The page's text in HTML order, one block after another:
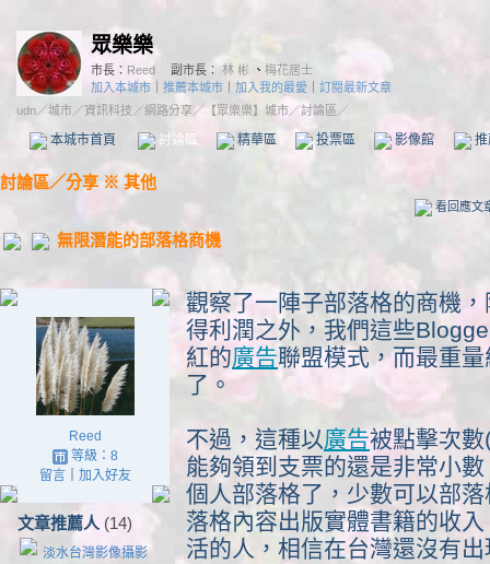
眾樂樂
市長： Reed 副市長： 林 彬 、 梅花居士
加入本城市
推薦本城市 加入我的最愛
訂閱最新文章
udn／城市／資訊科技 ／網路分享 ／ 【眾樂樂】城市／討論區／
本城市首頁 討論區 精華區 投票區 影像館
討論區／分享 ※ 其他
看回應文
無限潛能的部落格商機
Reed
等級：8
留言｜ 加入好友
文章推薦人 (14)
淡水台灣影像攝影
觀察了一陣子部落格的商機
得利潤之外，我們這些
紅的廣告聯盟模式，而最重
了。
不過，這種以廣告被點擊次
能夠領到支票的還是非常小
個人部落格了，少數可以部
落格內容出版實體書籍的收
活的人，相信在台灣還沒有